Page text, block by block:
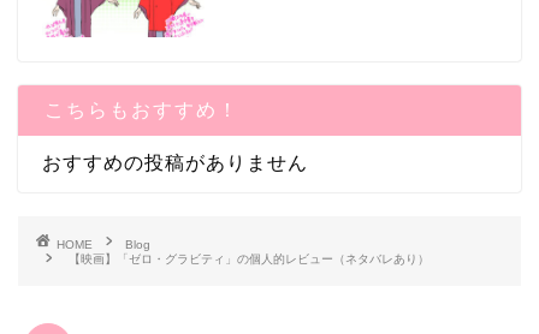
こちらもおすすめ！
おすすめの投稿がありません
HOME
Blog
【映画】「ゼロ・グラビティ」の個人的レビュー（ネタバレあり）